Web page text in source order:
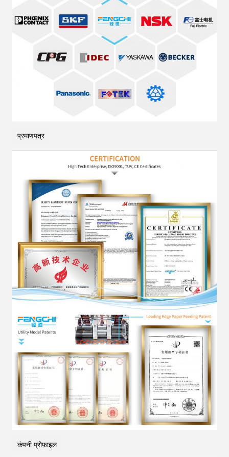
प्रमाणपत्र
कंपनी प्रोफ़ाइल